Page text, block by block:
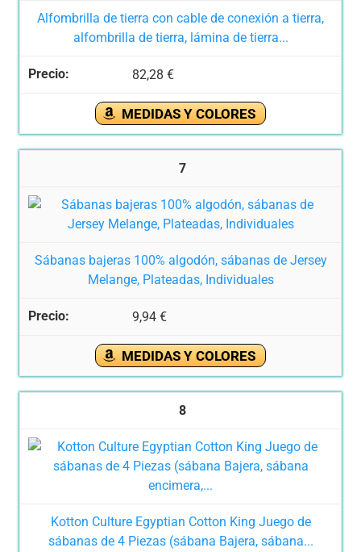
Alfombrilla de tierra con cable de conexión a tierra,
alfombrilla de tierra, lámina de tierra...
82,28 €
MEDIDAS Y COLORES
7
Sábanas bajeras 100% algodón, sábanas de Jersey
Melange, Plateadas, Individuales
9,94 €
MEDIDAS Y COLORES
8
Kotton Culture Egyptian Cotton King Juego de
sábanas de 4 Piezas (sábana Bajera, sábana...